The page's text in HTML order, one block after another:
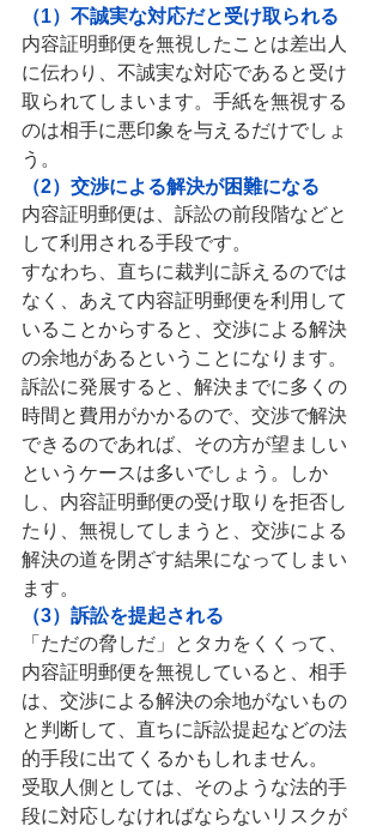
（1）不誠実な対応だと受け取られる
内容証明郵便を無視したことは差出人
に伝わり、不誠実な対応であると受け
取られてしまいます。手紙を無視する
のは相手に悪印象を与えるだけでしょ
う。
（2）交渉による解決が困難になる
内容証明郵便は、訴訟の前段階などと
して利用される手段です。
すなわち、直ちに裁判に訴えるのでは
なく、あえて内容証明郵便を利用して
いることからすると、交渉による解決
の余地があるということになります。
訴訟に発展すると、解決までに多くの
時間と費用がかかるので、交渉で解決
できるのであれば、その方が望ましい
というケースは多いでしょう。しか
し、内容証明郵便の受け取りを拒否し
たり、無視してしまうと、交渉による
解決の道を閉ざす結果になってしまい
ます。
（3）訴訟を提起される
「ただの脅しだ」とタカをくくって、
内容証明郵便を無視していると、相手
は、交渉による解決の余地がないもの
と判断して、直ちに訴訟提起などの法
的手段に出てくるかもしれません。
受取人側としては、そのような法的手
段に対応しなければならないリスクが